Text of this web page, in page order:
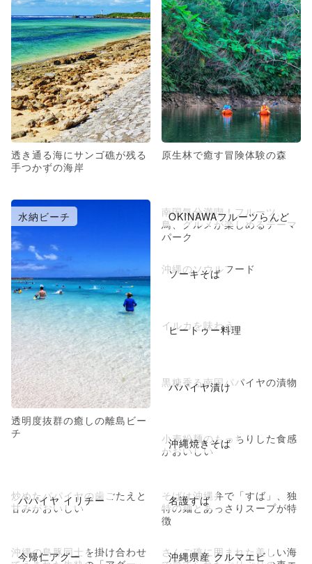
透き通る海にサンゴ礁が残る
手つかずの海岸
原生林で癒す冒険体験の森
水納ビーチ
透明度抜群の癒しの離島ビー
チ
OKINAWAフルーツらんど
南国気分満喫！フルーツ、
鳥、グルメが楽しめるテーマ
パーク
ソーキそば
沖縄のソウルフード
ヒートゥー料理
イルカを味わう
パパイヤ漬け
黒糖香る南国パパイヤの漬物
沖縄焼きそば
小麦粉麺のもっちりした食感
がおいしい
パパイヤ イリチー
炒めたパパイヤの歯ごたえと
甘みがおいしい
名護すば
そばは沖縄弁で「すば」、独
特の麺とあっさりスープが特
徴
今帰仁アグー
沖縄の島豚同士を掛け合わせ
沖縄県産 クルマエビ
さんご礁に囲まれた美しい海